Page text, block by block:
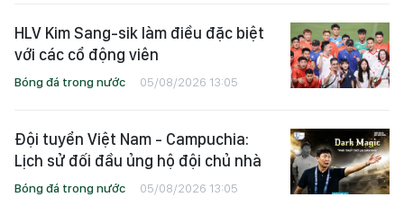
HLV Kim Sang-sik làm điều đặc biệt
với các cổ động viên
Bóng đá trong nước 05/08/2026 13:05
Đội tuyển Việt Nam - Campuchia:
Lịch sử đối đầu ủng hộ đội chủ nhà
Bóng đá trong nước 05/08/2026 13:05